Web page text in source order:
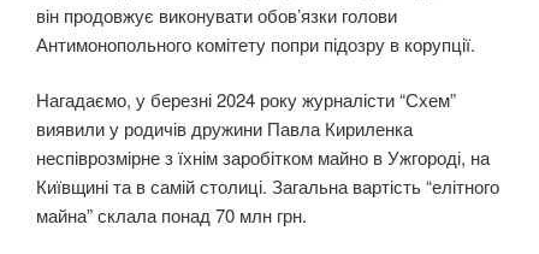
він продовжує виконувати обов’язки голови
Антимонопольного комітету попри підозру в корупції.
Нагадаємо, у березні 2024 року журналісти “Схем”
виявили у родичів дружини Павла Кириленка
неспіврозмірне з їхнім заробітком майно в Ужгороді, на
Київщині та в самій столиці. Загальна вартість “елітного
майна” склала понад 70 млн грн.